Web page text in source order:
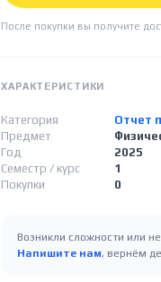
После покупки вы получите
ХАРАКТЕРИСТИКИ
Категория
Отчет
Предмет
Год
2025
Семестр / курс
1
Покупки
0
Возникли сложности или
Напишите нам, вернём